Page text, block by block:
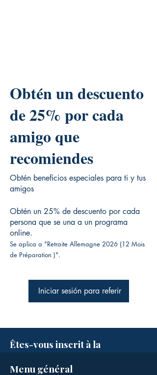
Obtén un descuento
de 25% por cada
amigo que
recomiendes
Obtén beneficios especiales para ti y tus
amigos
Obtén un 25% de descuento por cada
persona que se una a un programa
online.
Se aplica a "Retraite Allemagne 2026 (12 Mois
de Préparation )".
Iniciar sesión para referir
Êtes-vous inscrit à la
Menu général